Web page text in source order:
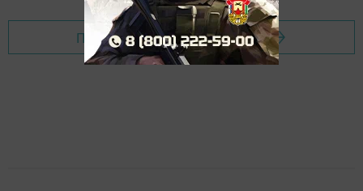
Перейти на страницу новости